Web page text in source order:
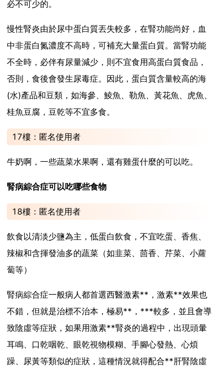
必不可少的。
慢性腎炎由於尿中蛋白質丟失較多，在腎功能尚好，血
中非蛋白氮濃度不高時，可補充大量蛋白質。當腎功能
不全時，必伴有尿量減少，則不宜食用高蛋白質食品，
否則，食後會發生尿毒症。因此，蛋白質含量較高的海
(水)產品和豆類，如海參、鯪魚、勒魚、黃花魚、虎魚、
桂魚豆腐，豆乾等不宜多食。
17樓：匿名使用者
牛奶啊，一些蔬菜水果啊，還有雞蛋什麼的可以吃。
腎病綜合症可以吃哪些食物
18樓：匿名使用者
飲食以清淡少鹽為主，低蛋白飲食，不宜吃蛋、香焦、
辣椒和含揮發油多的蔬菜（如韭菜、茴香、芹菜、小蘿
蔔等）
腎病綜合症一般病人都首選西醫激素**，激素**效果也
不錯，但就是治標不治本，極易**，***較多，並且會導
致陰虛等症狀，如果用激素**腎炎的過程中，出現頭暈
耳鳴、口乾咽乾、眼乾視物模糊、手腳心發熱、心煩
躁、尿黃等類似的症狀，這種情況就得配合**肝腎陰虛